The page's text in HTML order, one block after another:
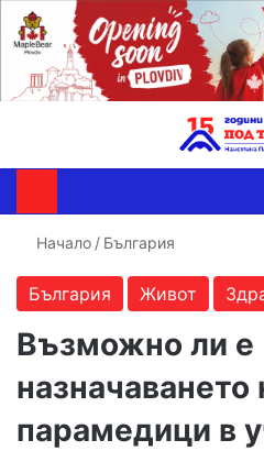
Начало / България
България Живот
Възможно ли е
назначаването
парамедици в